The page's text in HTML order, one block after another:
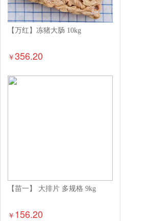
【万红】冻猪大肠 10kg
￥356.20
【苗一】 大排片 多规格 9kg
￥ 156.20